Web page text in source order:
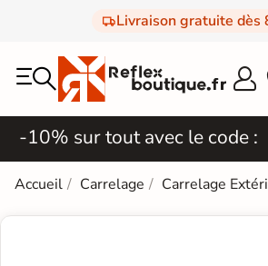
Livraison gratuite dès

-10% sur tout avec le code :
Accueil Carrelage Carrelage